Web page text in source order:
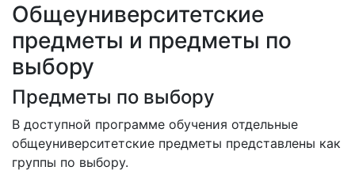
Общеуниверситетские
предметы и предметы по
выбору
Предметы по выбору
В доступной программе обучения отдельные
общеуниверситетские предметы представлены как
группы по выбору.